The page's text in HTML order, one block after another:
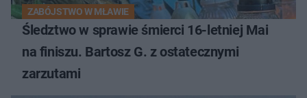
ZABÓJSTWO W MŁAWIE
Śledztwo w sprawie śmierci 16-letniej Mai
na finiszu. Bartosz G. z ostatecznymi
zarzutami